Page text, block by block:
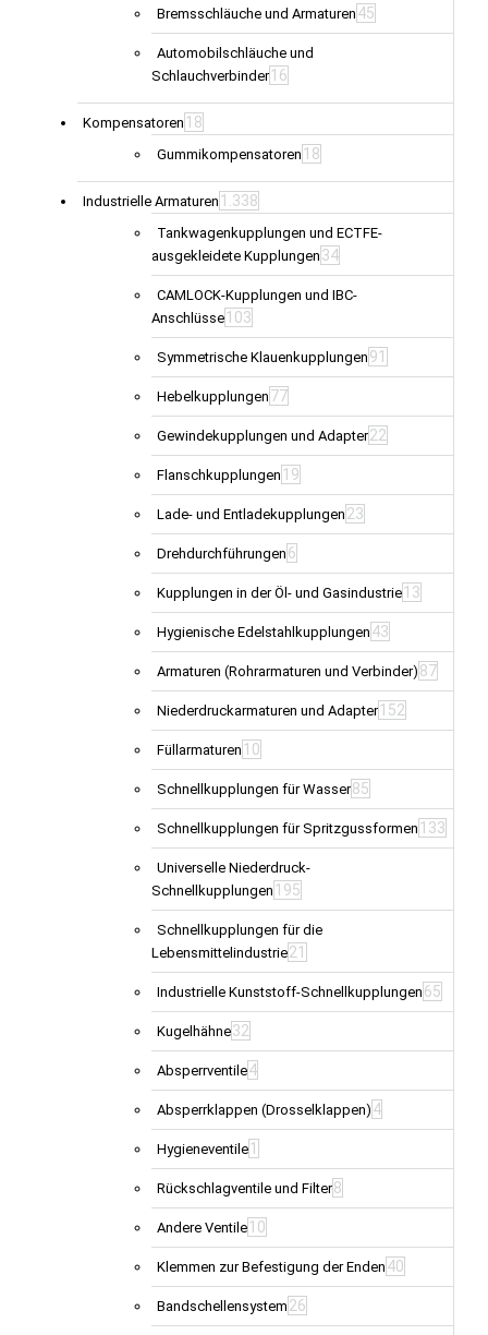
Bremsschläuche und Armaturen 45
Automobilschläuche und
Schlauchverbinder 16
Kompensatoren 18
Gummikompensatoren 18
Industrielle Armaturen 1.338
Tankwagenkupplungen und ECTFE-
ausgekleidete Kupplungen 34
CAMLOCK-Kupplungen und IBC-
Anschlüsse 103
Symmetrische Klauenkupplungen 91
Hebelkupplungen 77
Gewindekupplungen und Adapter22
Flanschkupplungen 19
Lade- und Entladekupplungen 23
Drehdurchführungen 6
Kupplungen in der Öl- und Gasindustrie 13
Hygienische Edelstahlkupplungen 43
Armaturen (Rohrarmaturen und Verbinder) 87
Niederdruckarmaturen und Adapter 152
Füllarmaturen 10
Schnellkupplungen für Wasser85
Schnellkupplungen für Spritzgussformen 133
Universelle Niederdruck-
Schnellkupplungen 195
Schnellkupplungen für die
Lebensmittelindustrie21
Industrielle Kunststoff-Schnellkupplungen 65
Kugelhähne32
Absperrventile4
Absperrklappen (Drosselklappen) 4
Hygieneventile 1
Rückschlagventile und Filter8
Andere Ventile 10
Klemmen zur Befestigung der Enden 40
Bandschellensystem 26